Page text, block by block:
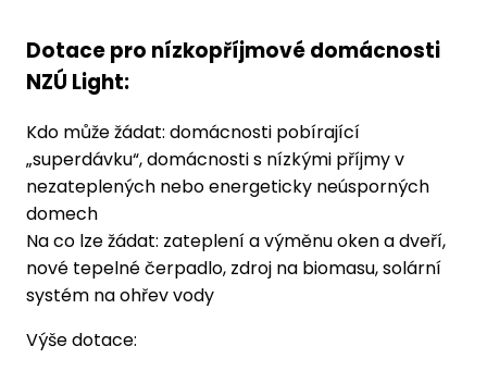
Dotace pro nízkopříjmové domácnosti
NZÚ Light:
Kdo může žádat: domácnosti pobírající
„superdávku“, domácnosti s nízkými příjmy v
nezateplených nebo energeticky neúsporných
domech
Na co lze žádat: zateplení a výměnu oken a dveří,
nové tepelné čerpadlo, zdroj na biomasu, solární
systém na ohřev vody
Výše dotace: